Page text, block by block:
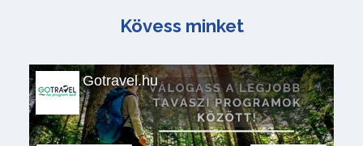
Kövess minket
Gotravel.hu